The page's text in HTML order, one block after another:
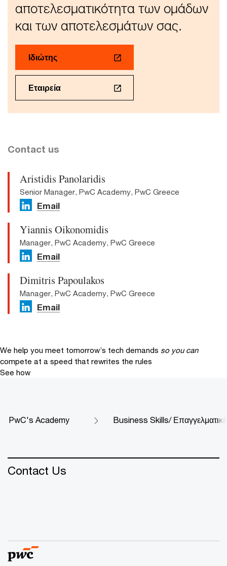
αποτελεσματικότητα των ομάδων
και των αποτελεσμάτων σας.
Ιδιώτης
Εταιρεία
Contact us
Aristidis Panolaridis
Senior Manager, PwC Academy, PwC Greece
Email
Yiannis Oikonomidis
Manager, PwC Academy, PwC Greece
Email
Dimitris Papoulakos
Manager, PwC Academy, PwC Greece
Email
We help you meet tomorrow’s tech demands so you can
compete at a speed that rewrites the rules
See how
PwC's Academy Business Skills/
Contact Us